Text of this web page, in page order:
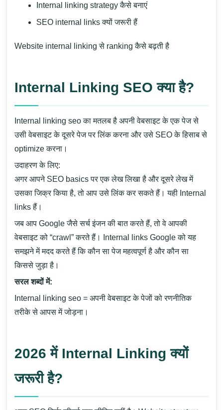
Internal linking strategy कैसे बनाएं
SEO internal links क्यों जरूरी हैं
Website internal linking से ranking कैसे बढ़ती है
Internal Linking SEO क्या है?
Internal linking seo का मतलब है अपनी वेबसाइट के एक पेज से
उसी वेबसाइट के दूसरे पेज पर लिंक करना और उसे SEO के हिसाब से
optimize करना।
उदाहरण के लिए:
अगर आपने SEO basics पर एक लेख लिखा है और दूसरे लेख में
उसका जिक्र किया है, तो आप उसे लिंक कर सकते हैं। यही Internal
links हैं।
जब आप Google जैसे सर्च इंजन की बात करते हैं, तो वे आपकी
वेबसाइट को “crawl” करते हैं। Internal links Google को यह
समझने में मदद करते हैं कि कौन सा पेज महत्वपूर्ण है और कौन सा
किससे जुड़ा है।
सरल शब्दों में:
Internal linking seo = अपनी वेबसाइट के पेजों को रणनीतिक
तरीके से आपस में जोड़ना।
2026 में Internal Linking क्यों
जरूरी है?